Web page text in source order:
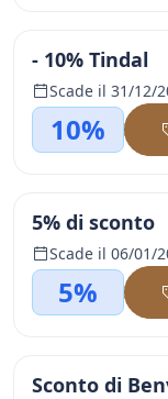
- 10% Tindal
Scade il 31/12/
10%
5% di sconto
Scade il 06/01/
5%
Sconto di